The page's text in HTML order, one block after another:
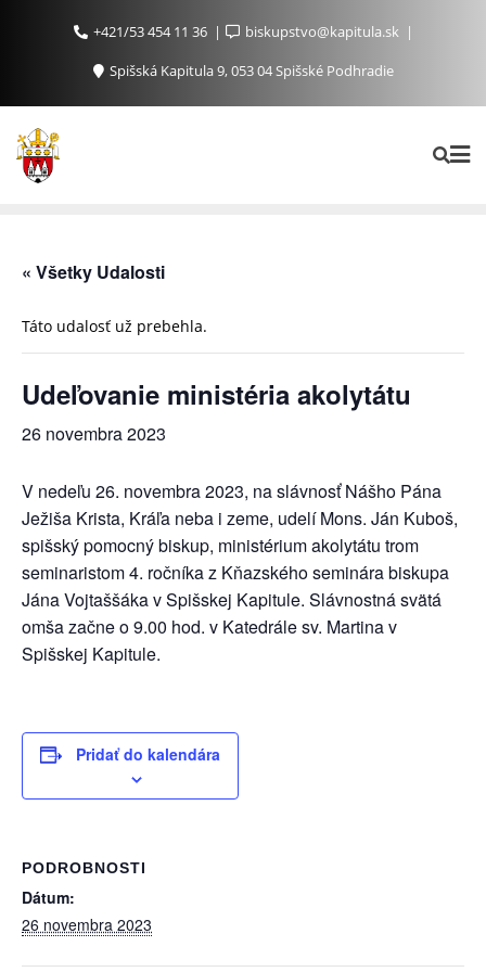
+421/53 454 11 36
biskupstvo@kapitula.sk
Spišská Kapitula 9, 053 04 Spišské Podhradie
« Všetky Udalosti
Táto udalosť už prebehla.
Udeľovanie ministéria akolytátu
26 novembra 2023
V nedeľu 26. novembra 2023, na slávnosť Nášho Pána
Ježiša Krista, Kráľa neba i zeme, udelí Mons. Ján Kuboš,
spišský pomocný biskup, ministérium akolytátu trom
seminaristom 4. ročníka z Kňazského seminára biskupa
Jána Vojtaššáka v Spišskej Kapitule. Slávnostná svätá
omša začne o 9.00 hod. v Katedrále sv. Martina v
Spišskej Kapitule.
Pridať do kalendára
PODROBNOSTI
Dátum:
26 novembra 2023